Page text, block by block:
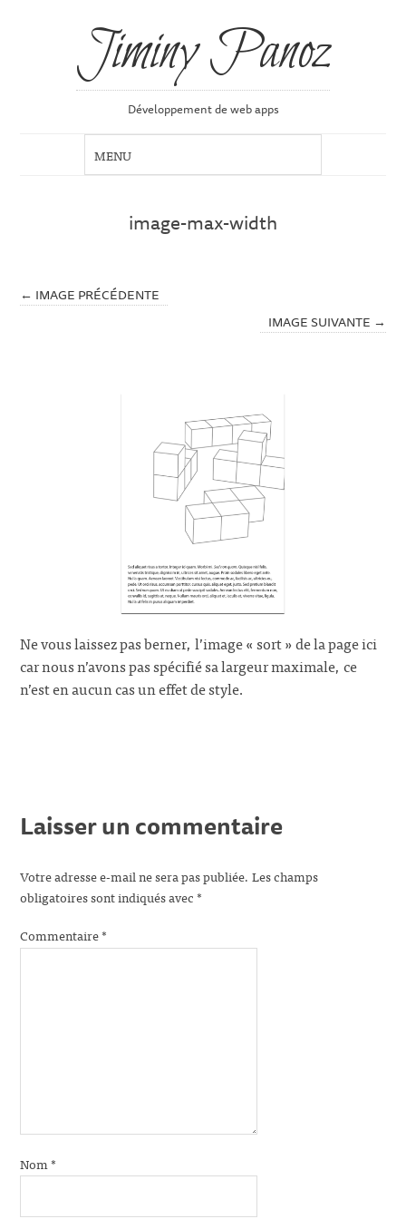
Jiminy Panoz
Développement de web apps
image-max-width
← IMAGE PRÉCÉDENTE
IMAGE SUIVANTE →
Ne vous laissez pas berner, l’image « sort » de la page ici
car nous n’avons pas spécifié sa largeur maximale, ce
n’est en aucun cas un effet de style.
Laisser un commentaire
Votre adresse e-mail ne sera pas publiée. Les champs
obligatoires sont indiqués avec*
Commentaire*
Nom*